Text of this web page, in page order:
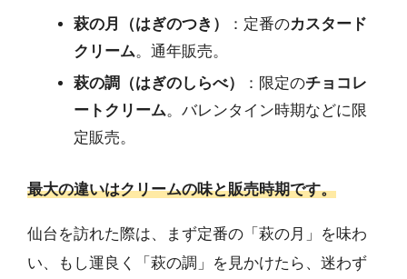
萩の月（はぎのつき） ：定番のカスタード
クリーム。通年販売。
萩の調（はぎのしらべ）
：限定のチョコレ
ートクリーム。バレンタイン時期などに限
定販売。
最大の違いはクリームの味と販売時期です。
仙台を訪れた際は、まず定番の「萩の月」を味わ
い、もし運良く「萩の調」を見かけたら、迷わず